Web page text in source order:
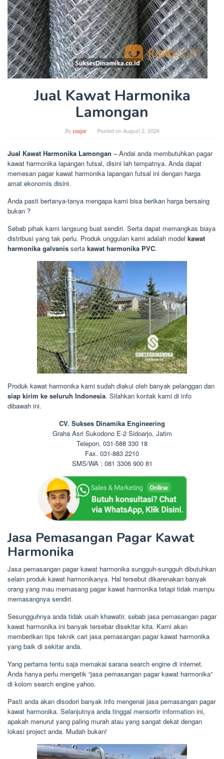
Jual Kawat Harmonika
Lamongan
By pagar Posted onAugust 2, 2026
Jual Kawat Harmonika Lamongan – Andai anda membutuhkan pagar
kawat harmonika lapangan futsal, disini lah tempatnya. Anda dapat
memesan pagar kawat harmonika lapangan futsal ini dengan harga
amat ekonomis disini.
Anda pasti bertanya-tanya mengapa kami bisa berikan harga bersaing
bukan ?
Sebab pihak kami langsung buat sendiri. Serta dapat memangkas biaya
distribusi yang tak perlu. Produk unggulan kami adalah model kawat
harmonika galvanis serta kawat harmonika PVC.
Produk kawat harmonika kami sudah diakui oleh banyak pelanggan dan
siap kirim ke seluruh Indonesia. Silahkan kontak kami di info
dibawah ini.
CV. Sukses Dinamika Engineering
Graha Asri Sukodono E-2 Sidoarjo, Jatim
Telepon. 031-588 330 18
Fax. 031-883 2210
SMS/WA : 081 3306 900 81
Jasa Pemasangan Pagar Kawat
Harmonika
Jasa pemasangan pagar kawat harmonika sungguh-sungguh dibutuhkan
selain produk kawat harmonikanya. Hal tersebut dikarenakan banyak
orang yang mau memasang pagar kawat harmonika tetapi tidak mampu
memasangnya sendiri.
Sesungguhnya anda tidak usah khawatir, sebab jasa pemasangan pagar
kawat harmonika ini banyak tersebar disekitar kita. Kami akan
memberikan tips teknik cari jasa pemasangan pagar kawat harmonika
yang baik di sekitar anda.
Yang pertama tentu saja memakai sarana search engine di internet.
Anda hanya perlu mengetik “jasa pemasangan pagar kawat harmonika”
di kolom search engine yahoo.
Pasti anda akan disodori banyak info mengenai jasa pemasangan pagar
kawat harmonika. Selanjutnya anda tinggal mensortir information ini,
apakah menurut yang paling murah atau yang sangat dekat dengan
lokasi project anda. Mudah bukan!